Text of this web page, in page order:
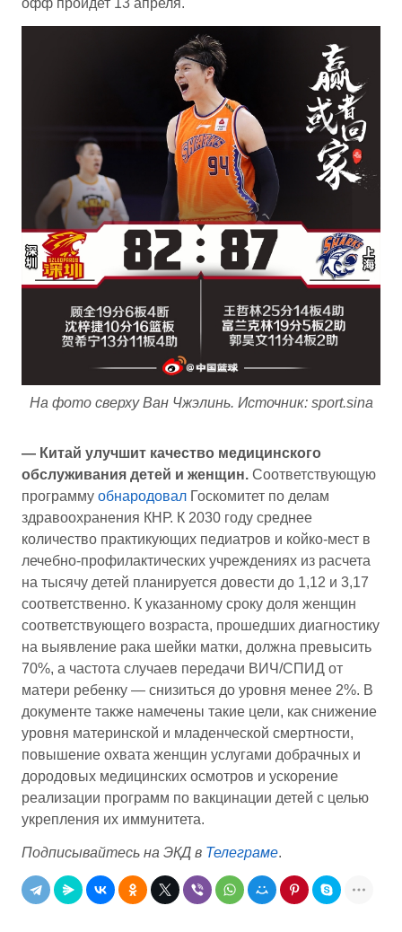
На фото сверху Ван Чжэлинь. Источник: sport.sina
— Китай улучшит качество медицинского
обслуживания детей и женщин. Соответствующую
программу обнародовал Госкомитет по делам
здравоохранения КНР. К 2030 году среднее
количество практикующих педиатров и койко-мест в
лечебно-профилактических учреждениях из расчета
на тысячу детей планируется довести до 1,12 и 3,17
соответственно. К указанному сроку доля женщин
соответствующего возраста, прошедших диагностику
на выявление рака шейки матки, должна превысить
70%, а частота случаев передачи ВИЧ/СПИД от
матери ребенку — снизиться до уровня менее 2%. В
документе также намечены такие цели, как снижение
уровня материнской и младенческой смертности,
повышение охвата женщин услугами добрачных и
дородовых медицинских осмотров и ускорение
реализации программ по вакцинации детей с целью
укрепления их иммунитета.
Подписывайтесь на ЭКД в Телеграме.